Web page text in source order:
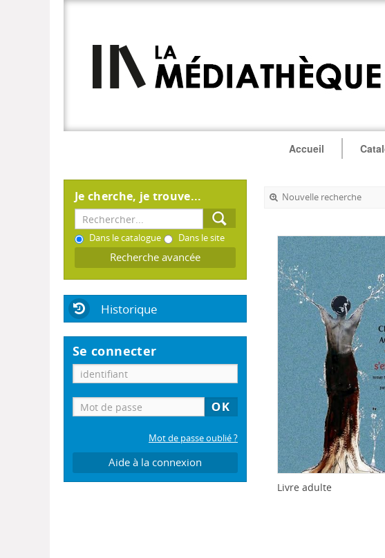
Accueil
Je cherche, je trouve...
Dans le catalogue Dans le site
Recherche avancée
Historique
Se connecter
Mot de passe oublié ?
Aide à la connexion
Nouvelle recherche
Livre adulte